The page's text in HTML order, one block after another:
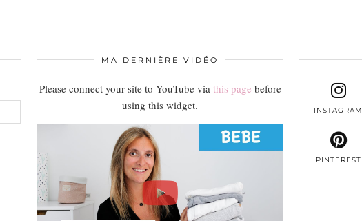
MA DERNIÈRE VIDÉO
Please connect your site to YouTube via this page before
using this widget.
INSTAGRAM
PINTEREST